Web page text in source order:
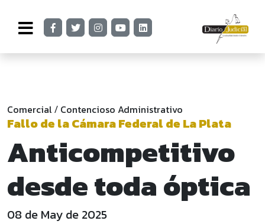
Comercial/ Contencioso Administrativo
Fallo de la Cámara Federal de La Plata
Anticompetitivo
desde toda óptica
08 de May de 2025